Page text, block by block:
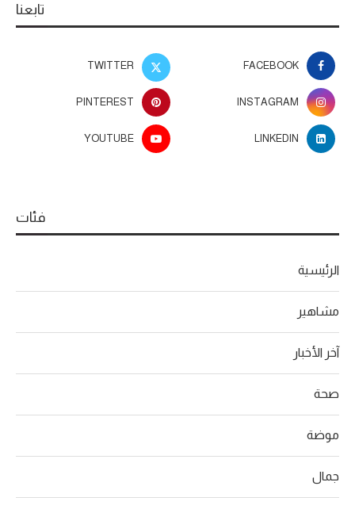
تابعنا
FACEBOOK
TWITTER
INSTAGRAM
PINTEREST
LINKEDIN
YOUTUBE
فئات
الرئيسية
مشاهير
آخر الأخبار
صحة
موضة
جمال